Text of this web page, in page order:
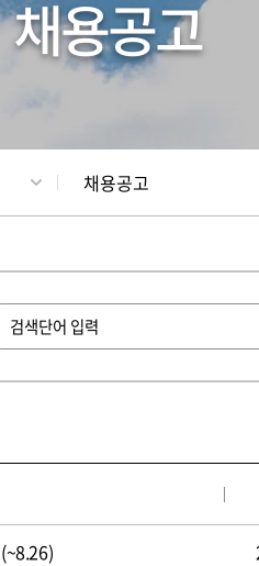
채용공고
채용공고